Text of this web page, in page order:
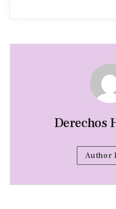
Derechos
Author